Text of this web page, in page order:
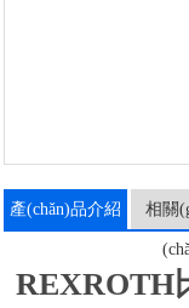
產(chǎn)品介紹 相關
REXROTH